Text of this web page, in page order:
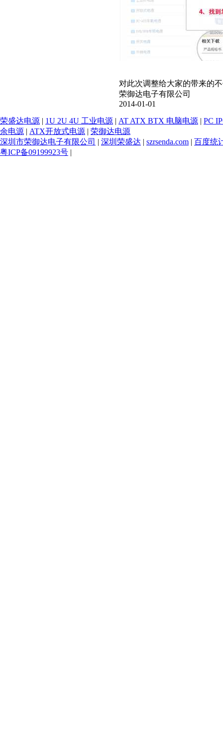
对此次调整给大家的带来的
荣御达电子有限公司
2014-01-01
荣盛达电源 | 1U 2U 4U 工业电源 | AT ATX BTX 电脑电源 | PC
余电源 | ATX开放式电源 | 荣御达电源
深圳市荣御达电子有限公司 | 深圳荣盛达 | szrsenda.com | 百度统
粤ICP备09199923号 |